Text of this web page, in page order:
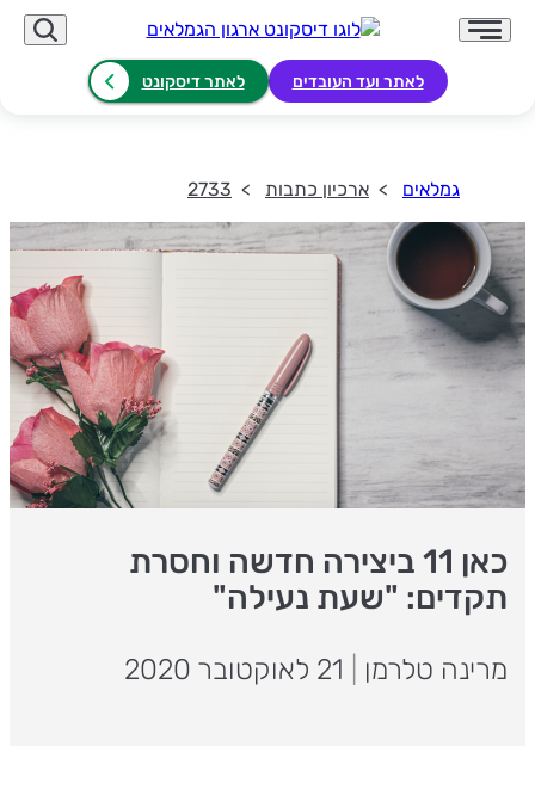
לאתר ועד העובדים לאתר דיסקונט
גמלאים ארכיון כתבות 2733
כאן 11 ביצירה חדשה וחסרת
תקדים: "שעת נעילה"
מרינה טלרמן